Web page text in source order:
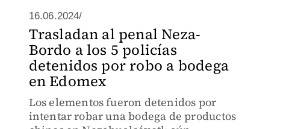
16.06.2024/
Trasladan al penal Neza-
Bordo a los 5 policías
detenidos por robo a bodega
en Edomex
Los elementos fueron detenidos por
intentar robar una bodega de productos